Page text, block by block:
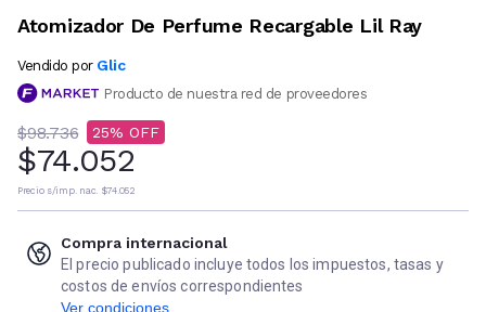
Atomizador De Perfume Recargable Lil Ray
Vendido por Glic
Producto de nuestra red de proveedores
$98.736 25
$74.052
Precio s/imp. nac. $74.052
Compra internacional
El precio publicado incluye todos los impuestos, tasas y
costos de envíos correspondientes
Ver condiciones